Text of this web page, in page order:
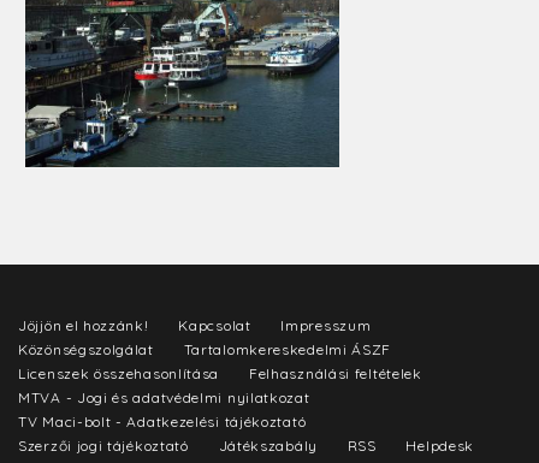
Jöjjön el hozzánk! Kapcsolat
Impresszum
Közönségszolgálat
Tartalomkereskedelmi ÁSZF
Licenszek összehasonlítása
Felhasználási feltételek
MTVA - Jogi és adatvédelmi nyilatkozat
TV Maci-bolt - Adatkezelési tájékoztató
Szerzői jogi tájékoztató
Játékszabály RSS
Helpdesk